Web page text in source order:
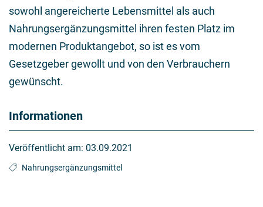
sowohl angereicherte Lebensmittel als auch
Nahrungsergänzungsmittel ihren festen Platz im
modernen Produktangebot, so ist es vom
Gesetzgeber gewollt und von den Verbrauchern
gewünscht.
Informationen
Veröffentlicht am: 03.09.2021
Nahrungsergänzungsmittel